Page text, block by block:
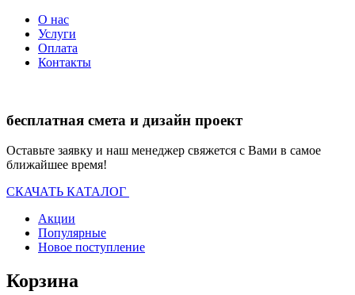
О нас
Услуги
Оплата
Контакты
бесплатная смета и дизайн проект
Оставьте заявку и наш менеджер свяжется с Вами в самое
ближайшее время!
СКАЧАТЬ КАТАЛОГ
Акции
Популярные
Новое поступление
Корзина